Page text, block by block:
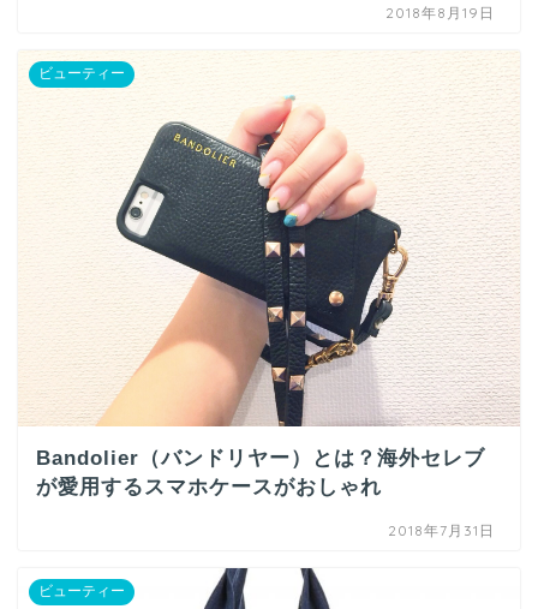
2018年8月19日
ビューティー
Bandolier（バンドリヤー）とは？海外セレブ
が愛用するスマホケースがおしゃれ
2018年7月31日
ビューティー